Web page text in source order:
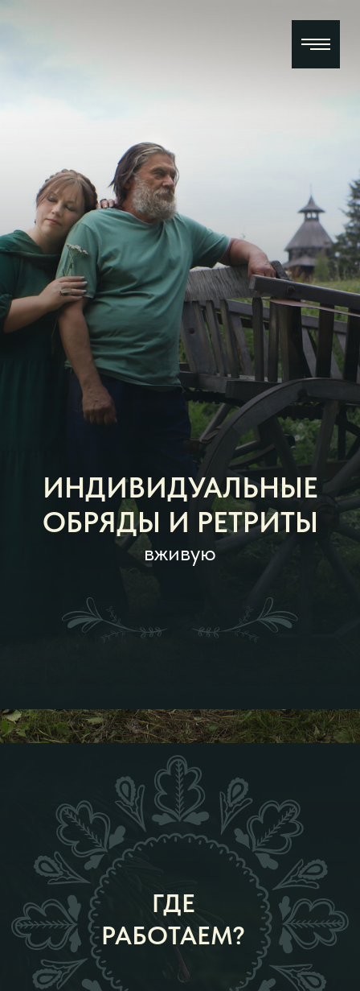
ИНДИВИДУАЛЬНЫЕ
ОБРЯДЫ И РЕТРИТЫ
вживую
В МЕСТЕ СИЛЫ
в других регионах
В МЕСТЕ СИЛЫ
В БЕЛОВОДЬЕ
обряды, инициации
Урал, Пермский край
Урал, Пермский край
ГДЕ